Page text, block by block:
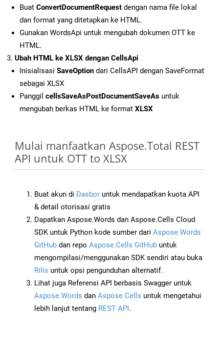
Buat ConvertDocumentRequest dengan nama file lokal
dan format yang ditetapkan ke HTML.
Gunakan WordsApi untuk mengubah dokumen OTT ke
HTML.
Ubah HTML ke XLSX dengan CellsApi
Inisialisasi SaveOption dari CellsAPI dengan SaveFormat
sebagai XLSX
Panggil cellsSaveAsPostDocumentSaveAs untuk
mengubah berkas HTML ke format XLSX
Mulai manfaatkan Aspose.Total REST
API untuk OTT to XLSX
Buat akun di Dasbor untuk mendapatkan kuota API
& detail otorisasi gratis
Dapatkan Aspose.Words dan Aspose.Cells Cloud
SDK untuk Python kode sumber dari Aspose.Words
GitHub dan repo Aspose.Cells GitHub untuk
mengompilasi/menggunakan SDK sendiri atau buka
Rilis untuk opsi pengunduhan alternatif.
Lihat juga Referensi API berbasis Swagger untuk
Aspose.Words dan Aspose.Cells untuk mengetahui
lebih lanjut tentang REST API.